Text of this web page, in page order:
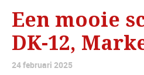
Een mooie
DK-12,
24 februari 2025